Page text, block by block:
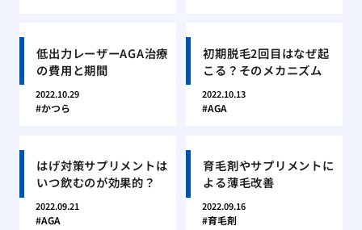
低出力レーザーAGA治療
の費用と期間
2022.10.29
かつら
初期脱毛2回目はなぜ起
こる？そのメカニズム
2022.10.13
AGA
はげ対策サプリメントは
いつ飲むのが効果的？
2022.09.21
AGA
育毛剤やサプリメントに
よる薄毛改善
2022.09.16
育毛剤